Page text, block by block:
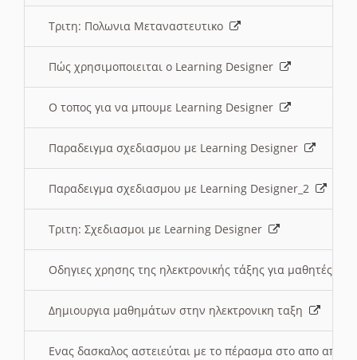
Τριτη: Πολωνια Μεταναστευτικο
Πώς χρησιμοποιειται ο Learning Designer
O τοπος για να μπουμε Learning Designer
Παραδειγμα σχεδιασμου με Learning Designer
Παραδειγμα σχεδιασμου με Learning Designer_2
Τριτη: Σχεδιασμοι με Learning Designer
Οδηγιες χρησης της ηλεκτρονικής τάξης για μαθητές
Δημιουργια μαθημάτων στην ηλεκτρονικη ταξη
Ενας δασκαλος αστειεύται με το πέρασμα στο απο